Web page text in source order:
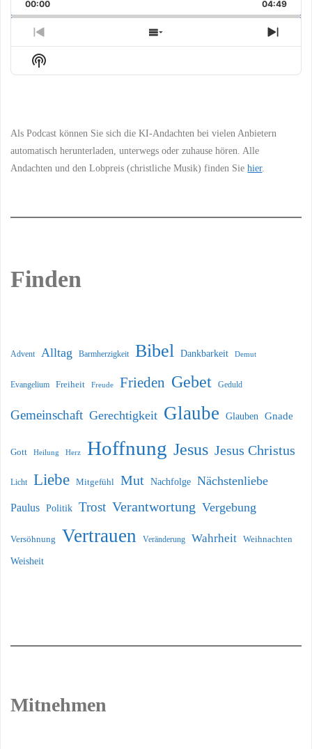
Rate
00:00 04:49
Previous
Episode
Show
Episodes
Next
Show
Podcast
Als Podcast können Sie sich die KI-Andachten bei vielen Anbietern
automatisch herunterladen, unterwegs oder zuhause hören. Alle
Andachten und den Lobpreis (christliche Musik) finden Siehier.
Finden
Advent Alltag Barmherzigkeit Bibel Dankbarkeit Demut
Evangelium Freiheit Freude Frieden Gebet Geduld
Gemeinschaft Gerechtigkeit Glaube Glauben Gnade
Gott Heilung Herz Hoffnung Jesus Jesus Christus
Licht Liebe Mitgefühl Mut Nachfolge Nächstenliebe
Paulus Politik Trost Verantwortung Vergebung
Versöhnung Vertrauen Veränderung Wahrheit Weihnachten
Weisheit
Mitnehmen